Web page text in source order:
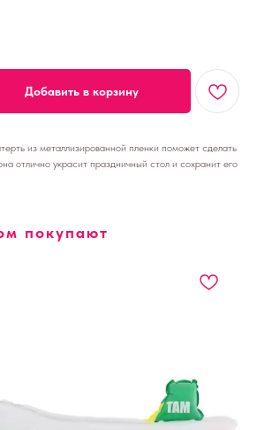
Добавить в корзину
из металлизированной пленки поможет сделать
отлично украсит праздничный стол и сохранит его
покупают